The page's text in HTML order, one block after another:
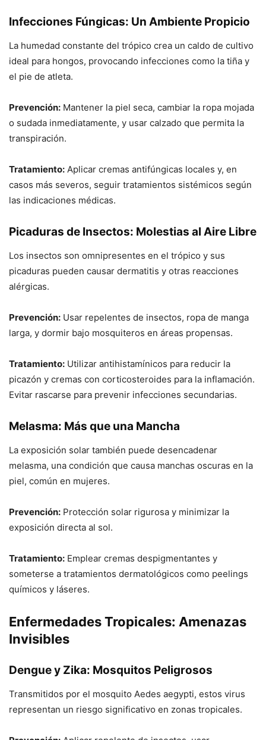
Infecciones Fúngicas: Un Ambiente Propicio
La humedad constante del trópico crea un caldo de cultivo
ideal para hongos, provocando infecciones como la tiña y
el pie de atleta.
Prevención: Mantener la piel seca, cambiar la ropa mojada
o sudada inmediatamente, y usar calzado que permita la
transpiración.
Tratamiento: Aplicar cremas antifúngicas locales y, en
casos más severos, seguir tratamientos sistémicos según
las indicaciones médicas.
Picaduras de Insectos: Molestias al Aire Libre
Los insectos son omnipresentes en el trópico y sus
picaduras pueden causar dermatitis y otras reacciones
alérgicas.
Prevención: Usar repelentes de insectos, ropa de manga
larga, y dormir bajo mosquiteros en áreas propensas.
Tratamiento: Utilizar antihistamínicos para reducir la
picazón y cremas con corticosteroides para la inflamación.
Evitar rascarse para prevenir infecciones secundarias.
Melasma: Más que una Mancha
La exposición solar también puede desencadenar
melasma, una condición que causa manchas oscuras en la
piel, común en mujeres.
Prevención: Protección solar rigurosa y minimizar la
exposición directa al sol.
Tratamiento: Emplear cremas despigmentantes y
someterse a tratamientos dermatológicos como peelings
químicos y láseres.
Enfermedades Tropicales: Amenazas
Invisibles
Dengue y Zika: Mosquitos Peligrosos
Transmitidos por el mosquito Aedes aegypti, estos virus
representan un riesgo significativo en zonas tropicales.